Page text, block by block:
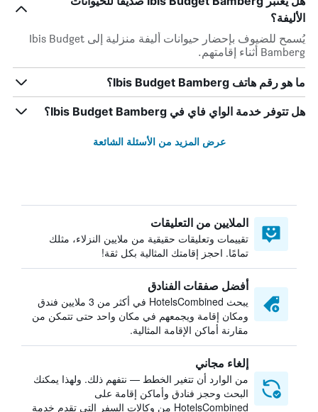
الأليفة؟
يُسمح للضيوف بإحضار حيوانات أليفة منزلية إلى Ibis Budget
Bamberg أثناء إقامتهم.
ما هو رقم هاتف Ibis Budget Bamberg؟
هل تتوفر خدمة الواي فاي في Ibis Budget Bamberg؟
عرض المزيد من الأسئلة الشائعة
الملايين من التعليقات
تقييمات وتعليقات حقيقية من ملايين النزلاء، مثلك
تمامًا. احجز إقامتك المثالية بكل ثقة!
أفضل صفقات الفنادق
يبحث HotelsCombined في أكثر من 3 ملايين فندق
ومكان إقامة ويجمعهم في مكان واحد حتى تتمكن من
مقارنة أماكن الإقامة المثالية.
إلغاء مجاني
من الوارد أن تتغير الخطط — نتفهم ذلك. ولهذا يمكنك
البحث وحجز فنادق وأماكن إقامة على
HotelsCombined من وكالات السفر التي تقدم خدمة